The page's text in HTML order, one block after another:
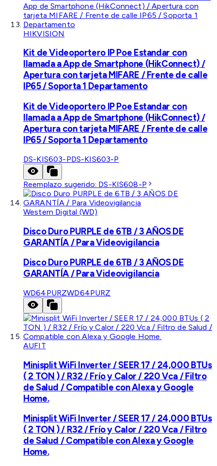
HIKVISION
Kit de Videoportero IP Poe Estandar con
llamada a App de Smartphone (HikConnect) /
Apertura con tarjeta MIFARE / Frente de calle
IP65 / Soporta 1 Departamento
Kit de Videoportero IP Poe Estandar con
llamada a App de Smartphone (HikConnect) /
Apertura con tarjeta MIFARE / Frente de calle
IP65 / Soporta 1 Departamento
DS-KIS603-PDS-KIS603-P
Reemplazo sugerido: DS-KIS608-P
Western Digital (WD)
Disco Duro PURPLE de 6TB / 3 AÑOS DE
GARANTÍA / Para Videovigilancia
Disco Duro PURPLE de 6TB / 3 AÑOS DE
GARANTÍA / Para Videovigilancia
WD64PURZWD64PURZ
AUFIT
Minisplit WiFi Inverter / SEER 17 / 24,000 BTUs
( 2 TON ) / R32 / Frío y Calor / 220 Vca / Filtro
de Salud / Compatible con Alexa y Google
Home.
Minisplit WiFi Inverter / SEER 17 / 24,000 BTUs
( 2 TON ) / R32 / Frío y Calor / 220 Vca / Filtro
de Salud / Compatible con Alexa y Google
Home.